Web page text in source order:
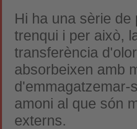
Hi ha una sèrie
trenqui i per això,
transferència
absorbeixen amb
d'emmagatzemar-
amoni al que són
externs.